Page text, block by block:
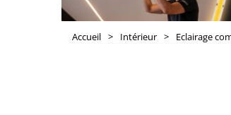
Accueil > Intérieur > Eclairage